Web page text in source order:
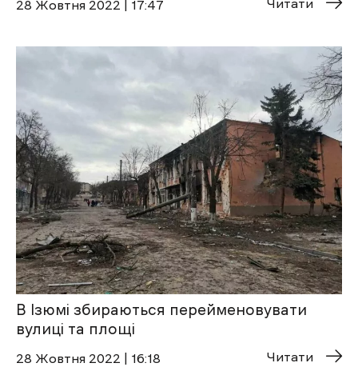
28 Жовтня 2022 | 17:47 Читати
В Ізюмі збираються перейменовувати
вулиці та площі
28 Жовтня 2022 | 16:18 Читати